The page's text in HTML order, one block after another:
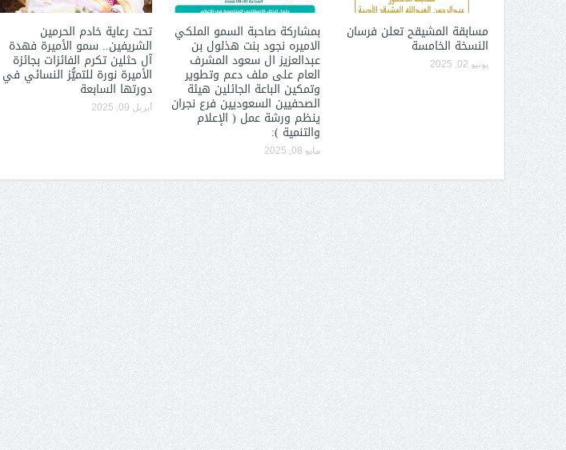
مسابقة المشيقح تعلن فرسان
النسخة الخامسة
يونيو 02, 2025
بمشاركة صاحبة السمو الملكي
الاميره نجود بنت هذلول بن
عبدالعزيز ال سعود المشرف
العام على ملف دعم وتطوير
وتمكين الباعة الجائلين هيئة
الصحفيين السعوديين فرع نجران
ينظم ورشة عمل ( الإعلام
والتنمية ):
مايو 08, 2025
تحت رعاية خادم الحرمين
الشريفين.. سمو الأميرة فهدة
آل حثلين تكرم الفائزات بجائزة
الأميرة نورة للتميُّز النسائي في
دورتها السابعة
أبريل 09, 2025
الشيخ صالح بن حسين آل سلامة
يحصل على الدكتوراة في الإدارة من
أكاديمية(جيت) البريطانية